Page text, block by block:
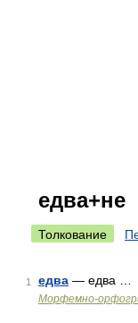
едва+не
Толкование
1 едва — едва …
Морфемно-